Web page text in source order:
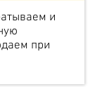
и
при